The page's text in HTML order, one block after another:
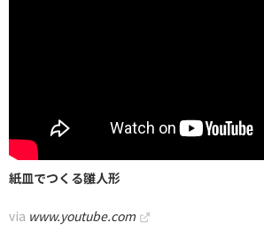
紙皿でつくる雛人形
via www.youtube.com